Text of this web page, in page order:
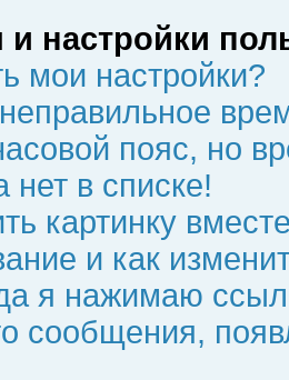
настройки
мои настройки?
пояс, но
нет в списке!
картинку
и как
я нажимаю
сообщения,